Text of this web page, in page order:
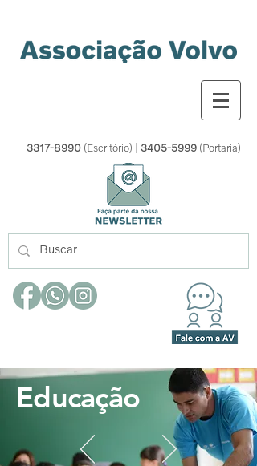
3317-8990 (Escritório) | 3405-5999(Portaria)
Educação